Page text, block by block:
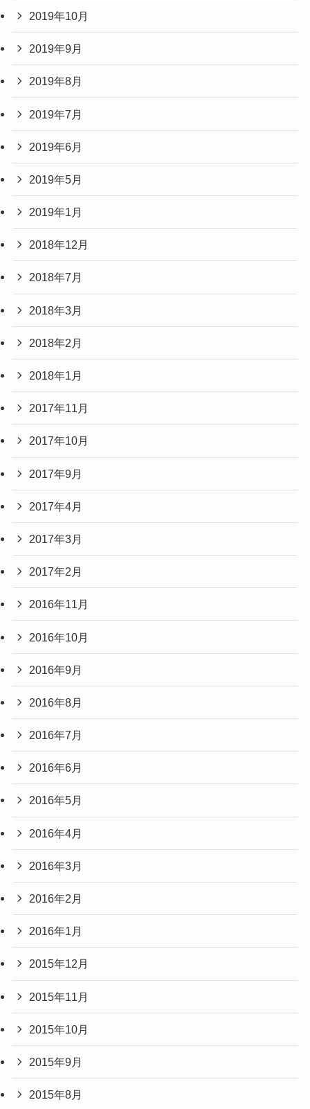
2019年10月
2019年9月
2019年8月
2019年7月
2019年6月
2019年5月
2019年1月
2018年12月
2018年7月
2018年3月
2018年2月
2018年1月
2017年11月
2017年10月
2017年9月
2017年4月
2017年3月
2017年2月
2016年11月
2016年10月
2016年9月
2016年8月
2016年7月
2016年6月
2016年5月
2016年4月
2016年3月
2016年2月
2016年1月
2015年12月
2015年11月
2015年10月
2015年9月
2015年8月